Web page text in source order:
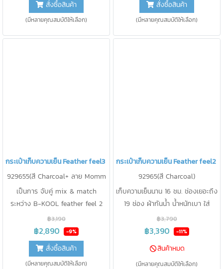
สั่งซื้อสินค้า
(มีหลายคุณสมบัติให้เลือก)
สั่งซื้อสินค้า
(มีหลายคุณสมบัติให้เลือก)
กระเป๋าเก็บความเย็น Feather feel3 B-KOOL
929655(สี Charcoal+ ลาย Momm
y&Me)
เป็นการ จับคู่ mix & match
ระหว่าง B-KOOL feather feel 2
กับ petit ทำให้ ได้ "กระเป๋าใส่เครื่อง
ปั๊ม และสัมภาระคุณแม่ที่มีช่องเก็บ
ของ ถึง 19 ช่อง และเก็บความเย็น <
15 องศา นาน 24 ชม.
฿3,190
฿2,890 -9%
สั่งซื้อสินค้า
(มีหลายคุณสมบัติให้เลือก)
กระเป๋าเก็บความเย็น Feather feel2
92965(สี Charcoal)
เก็บความเย็นนาน 16 ชม. ช่องเยอะถึง
19 ช่อง ผ้ากันน้ำ น้ำหนักเบา ใส่
เครื่องปั๊ม+ipad+Cooler Bagได้ในใบ
เดียว
฿3,790
฿3,390 -11%
สินค้าหมด
(มีหลายคุณสมบัติให้เลือก)